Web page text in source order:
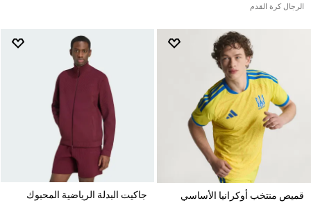
الرجال كرة القدم
قميص منتخب أوكرانيا الأساسي
جاكيت البدلة الرياضية المحبوك